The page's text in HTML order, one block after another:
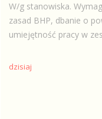
W/g stanowiska.
zasad BHP, dbanie o
umiejętność pracy w
dzisiaj